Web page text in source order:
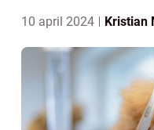
10 april 2024 Kristian